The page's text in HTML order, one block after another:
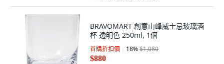
BRAVOMART 創意山峰威士忌玻璃酒
杯 透明色 250ml, 1個
首購折扣價 18%$1,080
$880